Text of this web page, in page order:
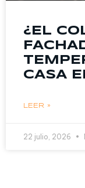
¿EL
CASA
LEER »
22 julio, 2026